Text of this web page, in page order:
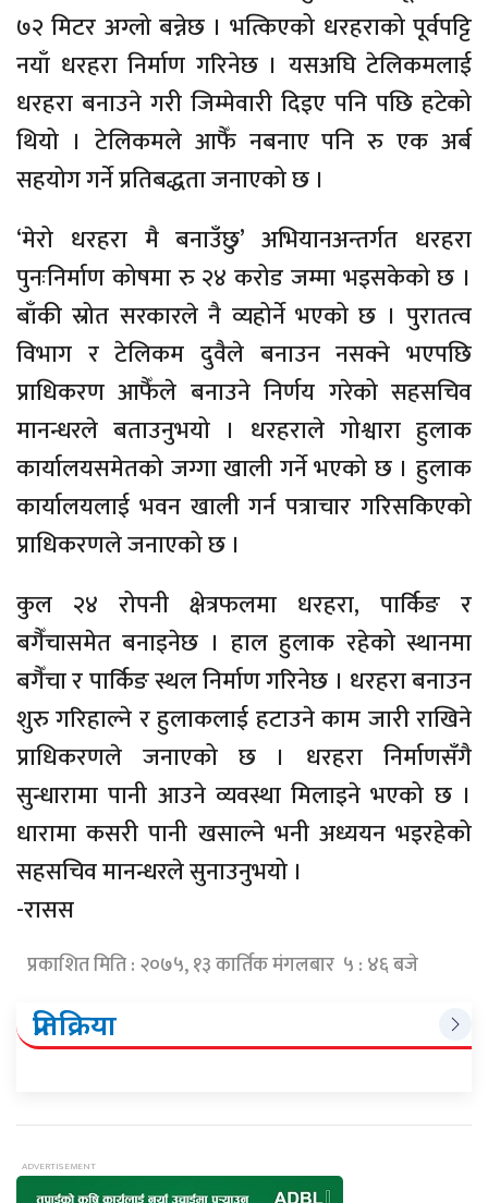
७२ मिटर अग्लो बन्नेछ । भत्किएको धरहराको पूर्वपट्टि
नयाँ धरहरा निर्माण गरिनेछ । यसअघि टेलिकमलाई
धरहरा बनाउने गरी जिम्मेवारी दिइए पनि पछि हटेको
थियो । टेलिकमले आफैँ नबनाए पनि रु एक अर्ब
सहयोग गर्ने प्रतिबद्धता जनाएको छ ।
‘मेरो धरहरा मै बनाउँछु’ अभियानअन्तर्गत धरहरा
पुनःनिर्माण कोषमा रु २४ करोड जम्मा भइसकेको छ ।
बाँकी स्रोत सरकारले नै व्यहोर्ने भएको छ । पुरातत्व
विभाग र टेलिकम दुवैले बनाउन नसक्ने भएपछि
प्राधिकरण आफैँले बनाउने निर्णय गरेको सहसचिव
मानन्धरले बताउनुभयो । धरहराले गोश्वारा हुलाक
कार्यालयसमेतको जग्गा खाली गर्ने भएको छ । हुलाक
कार्यालयलाई भवन खाली गर्न पत्राचार गरिसकिएको
प्राधिकरणले जनाएको छ ।
कुल २४ रोपनी क्षेत्रफलमा धरहरा, पार्किङ र
बगैँचासमेत बनाइनेछ । हाल हुलाक रहेको स्थानमा
बगैँचा र पार्किङ स्थल निर्माण गरिनेछ । धरहरा बनाउन
शुरु गरिहाल्ने र हुलाकलाई हटाउने काम जारी राखिने
प्राधिकरणले जनाएको छ । धरहरा निर्माणसँगै
सुन्धारामा पानी आउने व्यवस्था मिलाइने भएको छ ।
धारामा कसरी पानी खसाल्ने भनी अध्ययन भइरहेको
सहसचिव मानन्धरले सुनाउनुभयो ।
-रासस
प्रकाशित मिति : २०७५, १३ कार्तिक मंगलबार ५ : ४६ बजे
प्रतिक्रिया